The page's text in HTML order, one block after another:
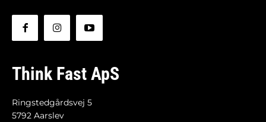
Think Fast ApS
Ringstedgårdsvej 5
5792 Aarslev